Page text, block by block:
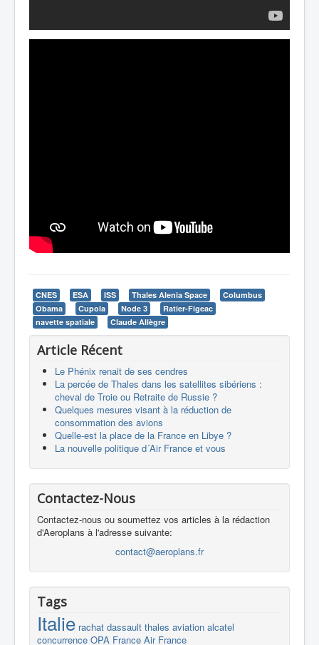
CNES ESA ISS Thales Alenia Space
Columbus
Obama
Cupola Node 3
Ratier-Figeac
navette spatiale
Claude Allègre
Article Récent
Le Phénix renait de ses cendres
La percée de Thales dans les satellites sibériens :
cheval de Troie ou Retraite de Russie ?
Quelques mesures visant à la réduction de
consommation des avions
Quelle-est la place de la France en Libye ?
La nouvelle politique d´Air France et vous
Contactez-Nous
Contactez-nous ou soumettez vos articles à la rédaction
d'Aeroplans à l'adresse suivante:
contact@aeroplans.fr
Tags
Italie rachat dassault thales aviation alcatel
concurrence OPA France Air France